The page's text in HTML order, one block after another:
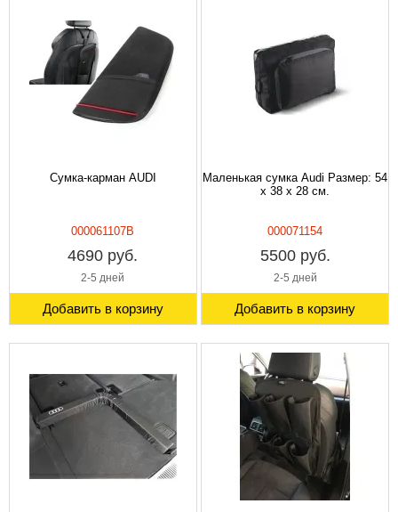
Сумка-карман AUDI
000061107B
4690 руб.
2-5 дней
Добавить в корзину
Маленькая сумка Audi Размер: 54
x 38 x 28 см.
000071154
5500 руб.
2-5 дней
Добавить в корзину